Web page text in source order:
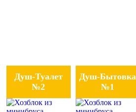
Душ-Туалет
№2
Душ-Бытовка
№1